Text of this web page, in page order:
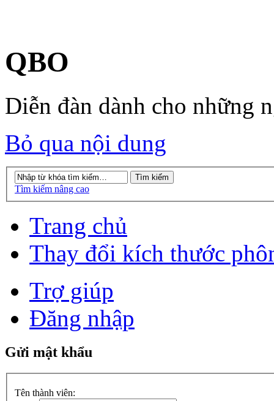
QBO
Diễn đàn dành cho những
Bỏ qua nội dung
Tìm kiếm nâng cao
Trang chủ
Thay đổi kích thước
Trợ giúp
Đăng nhập
Gửi mật khẩu
Tên thành viên: